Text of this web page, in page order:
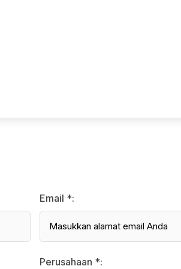
Email *:
Perusahaan *: